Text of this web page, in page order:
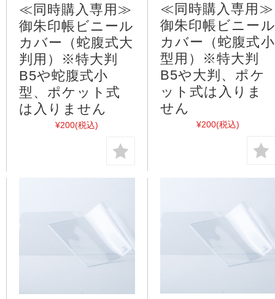
≪同時購入専用≫
御朱印帳ビニール
カバー（蛇腹式大
判用）※特大判
B5や蛇腹式小
型、ポケット式
は入りません
¥200(税込)
≪同時購入専用≫
御朱印帳ビニール
カバー（蛇腹式小
型用）※特大判
B5や大判、ポケ
ット式は入りま
せん
¥200(税込)